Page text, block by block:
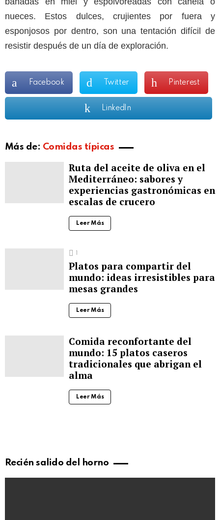
nueces. Estos dulces, crujientes por fuera y
esponjosos por dentro, son una tentación difícil de
resistir después de un día de exploración.
Facebook Twitter Pinterest
LinkedIn
Más de: Comidas típicas
Ruta del aceite de oliva en el
Mediterráneo: sabores y
experiencias gastronómicas en
escalas de crucero
Leer Más
1
Platos para compartir del
mundo: ideas irresistibles para
mesas grandes
Leer Más
Comida reconfortante del
mundo: 15 platos caseros
tradicionales que abrigan el
alma
Leer Más
Recién salido del horno